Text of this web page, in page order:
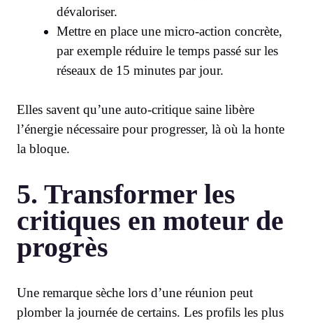
dévaloriser.
Mettre en place une micro-action concrète,
par exemple réduire le temps passé sur les
réseaux de 15 minutes par jour.
Elles savent qu’une auto-critique saine libère
l’énergie nécessaire pour progresser, là où la honte
la bloque.
5. Transformer les
critiques en moteur de
progrès
Une remarque sèche lors d’une réunion peut
plomber la journée de certains. Les profils les plus